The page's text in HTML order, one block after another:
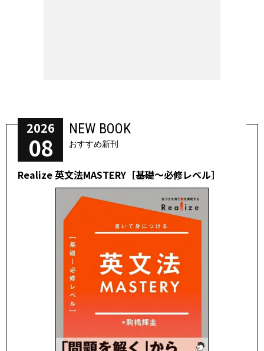
2026
08
NEW BOOK
おすすめ新刊
Realize 英文法MASTERY［基礎～必修レベル］